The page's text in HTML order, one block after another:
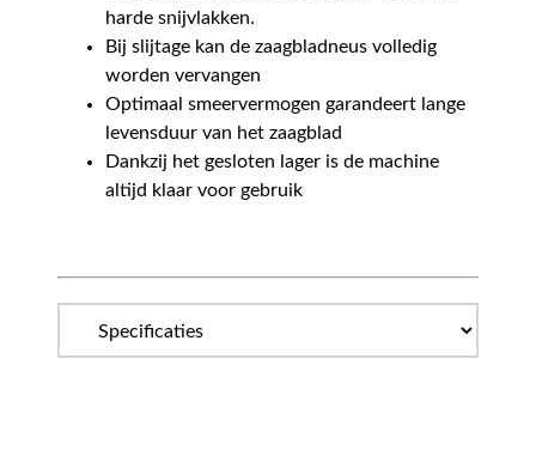
harde snijvlakken.
Bij slijtage kan de zaagbladneus volledig
worden vervangen
Optimaal smeervermogen garandeert lange
levensduur van het zaagblad
Dankzij het gesloten lager is de machine
altijd klaar voor gebruik